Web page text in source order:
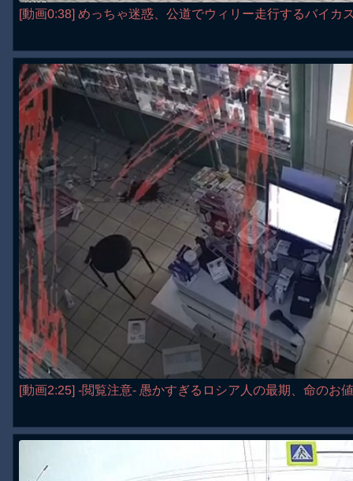
[動画0:38] めっちゃ迷惑、公道でウィリー走行するバイカ
[動画2:25] -閲覧注意- 愚かすぎるロシア人の最期、命のお